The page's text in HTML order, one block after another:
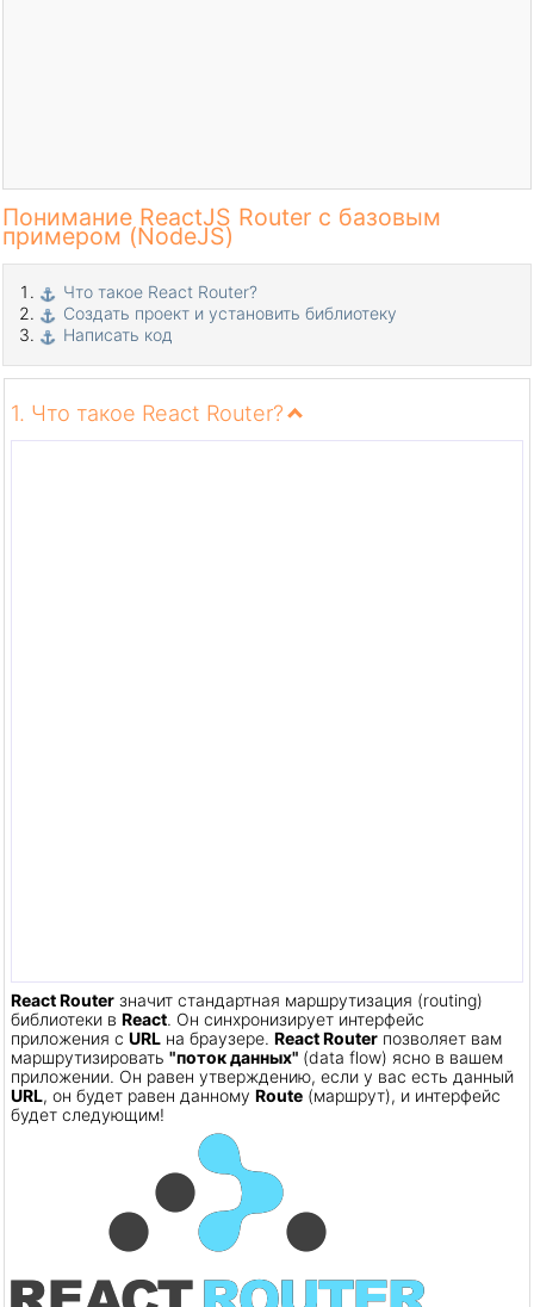
Понимание ReactJS Router с базовым
примером (NodeJS)
Что такое React Router?
Создать проект и установить библиотеку
Написать код
1. Что такое React Router?
React Router значит стандартная маршрутизация (routing)
библиотеки в React. Он синхронизирует интерфейс
приложения с URL на браузере. React Router позволяет вам
маршрутизировать "поток данных" (data flow) ясно в вашем
приложении. Он равен утверждению, если у вас есть данный
URL, он будет равен данному Route (маршрут), и интерфейс
будет следующим!